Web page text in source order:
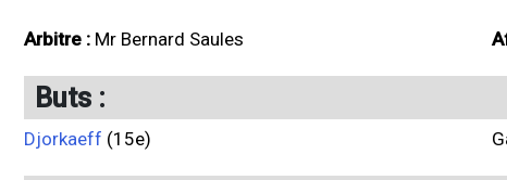
Arbitre : Mr Bernard Saules
Buts :
Djorkaeff (15e)